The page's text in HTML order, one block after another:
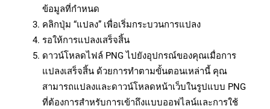
ข้อมูลที่กำหนด
คลิกปุ่ม “แปลง” เพื่อเริ่มกระบวนการแปลง
รอให้การแปลงเสร็จสิ้น
ดาวน์โหลดไฟล์ PNG ไปยังอุปกรณ์ของคุณเมื่อการ
แปลงเสร็จสิ้น ด้วยการทำตามขั้นตอนเหล่านี้ คุณ
สามารถแปลงและดาวน์โหลดหน้าเว็บในรูปแบบ PNG
ที่ต้องการสำหรับการเข้าถึงแบบออฟไลน์และการใช้